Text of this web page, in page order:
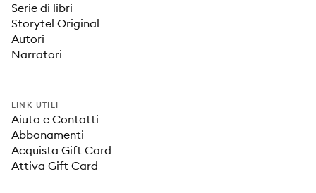
Serie di libri
Storytel Original
Autori
Narratori
LINK UTILI
Aiuto e Contatti
Abbonamenti
Acquista Gift Card
Attiva Gift Card